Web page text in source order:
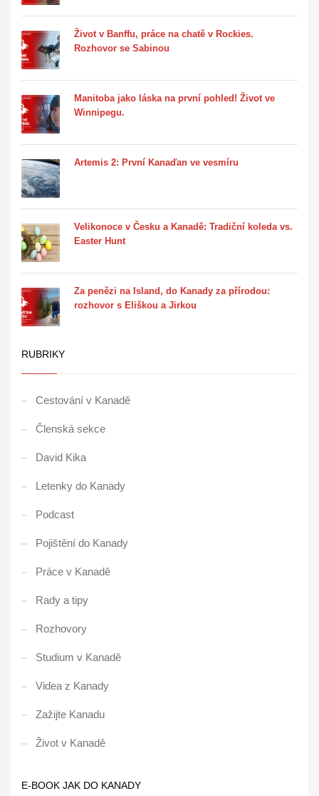
Život v Banffu, práce na chatě v Rockies.
Rozhovor se Sabinou
Manitoba jako láska na první pohled! Život ve
Winnipegu.
Artemis 2: První Kanaďan ve vesmíru
Velikonoce v Česku a Kanadě: Tradiční koleda vs.
Easter Hunt
Za penězi na Island, do Kanady za přírodou:
rozhovor s Eliškou a Jirkou
RUBRIKY
Cestování v Kanadě
Členská sekce
David Kika
Letenky do Kanady
Podcast
Pojištění do Kanady
Práce v Kanadě
Rady a tipy
Rozhovory
Studium v Kanadě
Videa z Kanady
Zažijte Kanadu
Život v Kanadě
E-BOOK JAK DO KANADY